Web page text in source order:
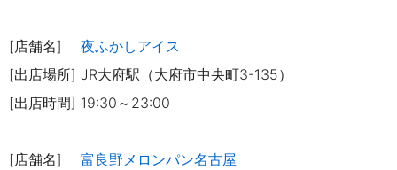
[店舗名] 夜ふかしアイス
[出店場所] JR大府駅（大府市中央町3-135）
[出店時間] 19:30～23:00
[店舗名] 富良野メロンパン名古屋